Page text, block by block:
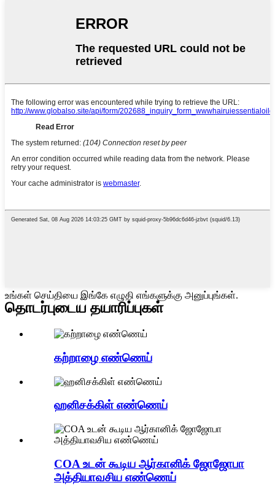
உங்கள் செய்தியை இங்கே எழுதி எங்களுக்கு அனுப்புங்கள்.
தொடர்புடைய தயாரிப்புகள்
கற்றாழை எண்ணெய்
ஹனிசக்கிள் எண்ணெய்
COA உடன் கூடிய ஆர்கானிக் ஜோஜோபா
அத்தியாவசிய எண்ணெய்